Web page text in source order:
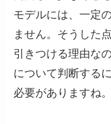
モデルには、一定
ません。そうした
引きつける理由な
について判断する
必要がありますね。